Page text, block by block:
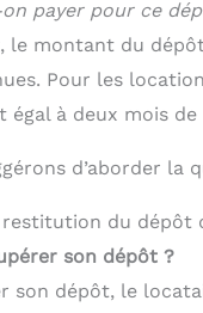
payer pour ce
le montant du
Pour les
égal à deux mois
d’aborder
du dépôt
son dépôt ?
son dépôt, le